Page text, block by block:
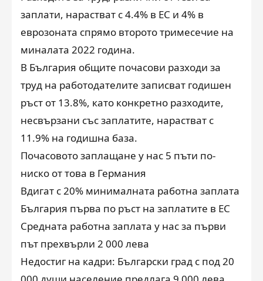
заплати, нарастват с 4.4% в ЕС и 4% в
еврозоната спрямо второто тримесечие на
миналата 2022 година.
В България общите почасови разходи за
труд на работодателите записват годишен
ръст от 13.8%, като конкретно разходите,
несвързани със заплатите, нарастват с
11.9% на годишна база.
Почасовото заплащане у нас 5 пъти по-
ниско от това в Германия
Вдигат с 20% минималната работна заплата
България първа по ръст на заплатите в ЕС
Средната работна заплата у нас за първи
път прехвърли 2 000 лева
Недостиг на кадри: Български град с под 20